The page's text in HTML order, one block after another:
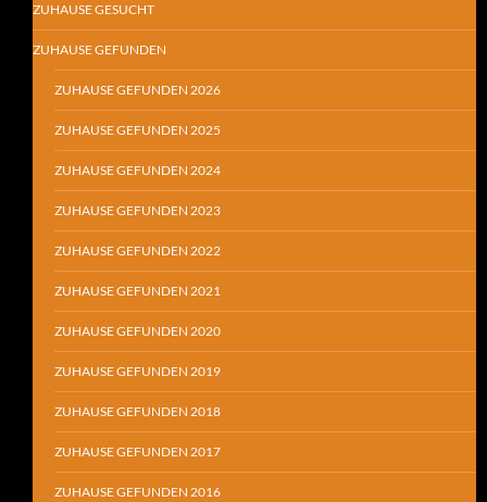
ZUHAUSE GESUCHT
ZUHAUSE GEFUNDEN
ZUHAUSE GEFUNDEN 2026
ZUHAUSE GEFUNDEN 2025
ZUHAUSE GEFUNDEN 2024
ZUHAUSE GEFUNDEN 2023
ZUHAUSE GEFUNDEN 2022
ZUHAUSE GEFUNDEN 2021
ZUHAUSE GEFUNDEN 2020
ZUHAUSE GEFUNDEN 2019
ZUHAUSE GEFUNDEN 2018
ZUHAUSE GEFUNDEN 2017
ZUHAUSE GEFUNDEN 2016